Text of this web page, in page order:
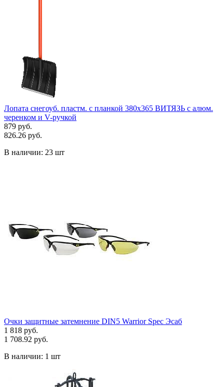
Лопата снегоуб. пластм. с планкой 380х365 ВИТЯЗЬ с алюм.
черенком и V-ручкой
879 руб.
826.26 руб.
В наличии: 23 шт
Очки защитные затемнение DIN5 Warrior Spec Эсаб
1 818 руб.
1 708.92 руб.
В наличии: 1 шт